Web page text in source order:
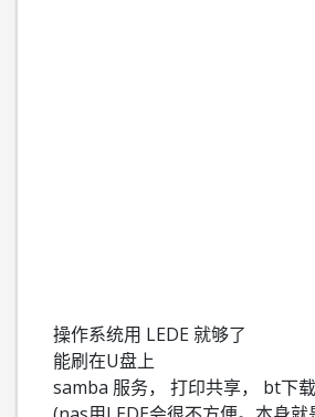
操作系统用 LEDE 就够了
能刷在U盘上
samba 服务， 打印共享， bt下